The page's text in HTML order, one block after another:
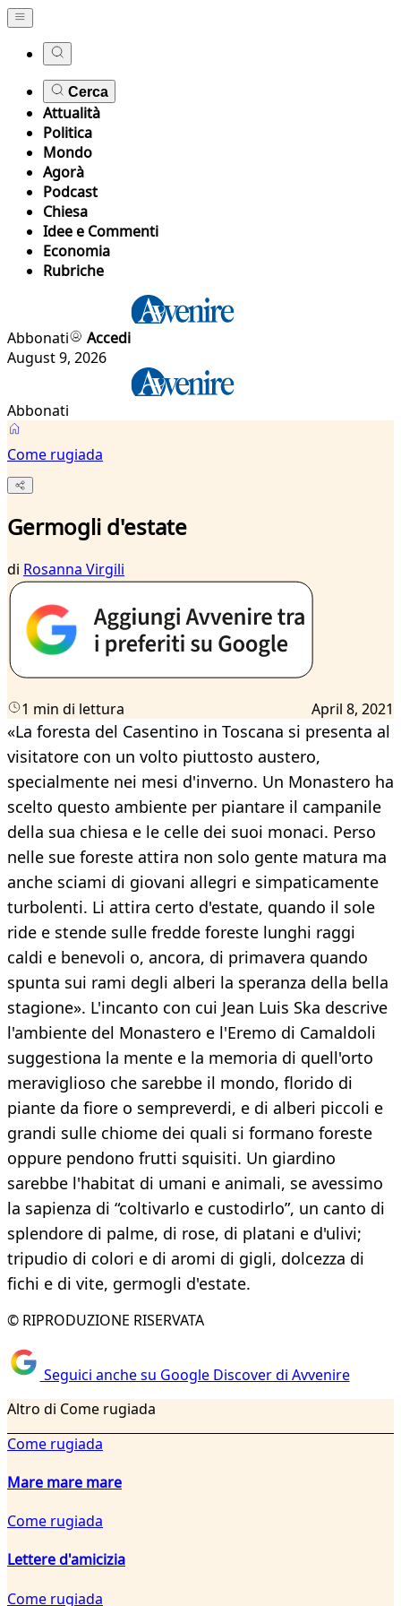
Cerca
Attualità
Politica
Mondo
Agorà
Podcast
Chiesa
Idee e Commenti
Economia
Rubriche
Abbonati
Accedi
August 9, 2026
Abbonati
Come rugiada
Germogli d'estate
di Rosanna Virgili
1 min di lettura April 8, 2021
«La foresta del Casentino in Toscana si presenta al
visitatore con un volto piuttosto austero,
specialmente nei mesi d'inverno. Un Monastero ha
scelto questo ambiente per piantare il campanile
della sua chiesa e le celle dei suoi monaci. Perso
nelle sue foreste attira non solo gente matura ma
anche sciami di giovani allegri e simpaticamente
turbolenti. Li attira certo d'estate, quando il sole
ride e stende sulle fredde foreste lunghi raggi
caldi e benevoli o, ancora, di primavera quando
spunta sui rami degli alberi la speranza della bella
stagione». L'incanto con cui Jean Luis Ska descrive
l'ambiente del Monastero e l'Eremo di Camaldoli
suggestiona la mente e la memoria di quell'orto
meraviglioso che sarebbe il mondo, florido di
piante da fiore o sempreverdi, e di alberi piccoli e
grandi sulle chiome dei quali si formano foreste
oppure pendono frutti squisiti. Un giardino
sarebbe l'habitat di umani e animali, se avessimo
la sapienza di “coltivarlo e custodirlo”, un canto di
splendore di palme, di rose, di platani e d'ulivi;
tripudio di colori e di aromi di gigli, dolcezza di
fichi e di vite, germogli d'estate.
© RIPRODUZIONE RISERVATA
Seguici anche su Google Discover di Avvenire
Altro di Come rugiada
Come rugiada
Mare mare mare
Come rugiada
Lettere d'amicizia
Come rugiada